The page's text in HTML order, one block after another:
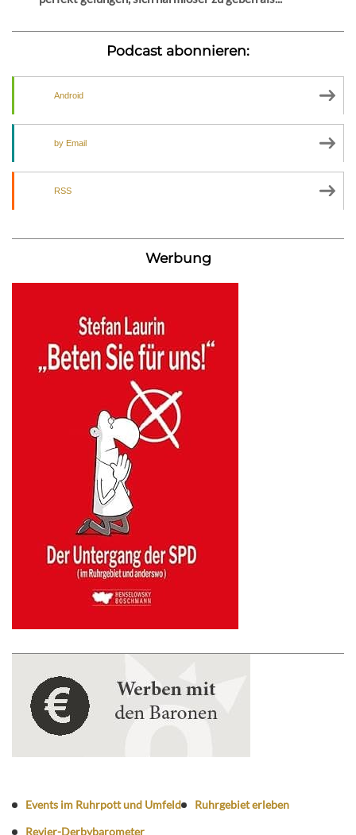
Podcast abonnieren:
Android
by Email
RSS
Werbung
Events im Ruhrpott und Umfeld
Ruhrgebiet erleben
Revier-Derbybarometer